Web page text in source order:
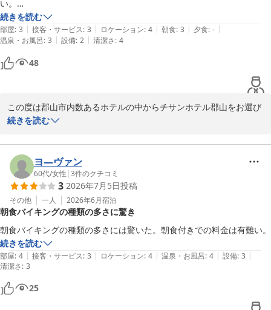
この度はお忙しい中わざわざご投稿いただき誠に有難うございまし
た。
またのご来館をスタッフ一同心よりお待ち申し上げます。
チサンホテル郡山
2026-05-05
い。
とはいえ宿泊代金を考えればそれでもありがたいくらいなのかも知れま
せん。泊まるだけの方には十分だと思います。
続きを読む
部屋: 3 | 接客・サービス: 3 | ロケーション: 4 | 朝食: 3 | 夕食: - |
温泉・お風呂: 3 | 設備: 2 | 清潔さ: 4
48
この度は郡山市内数あるホテルの中からチサンホテル郡山をお選び
いただき誠に有難うございました。
WIFIの件ではご不便をおかけし誠に申し訳ございませんでした。
只今、WIFI環境の改善に向けた設備の更新計画を進めております。
快適なご宿泊を提供できるよう日々精進を重ねてまいりますので、
引き続き当館をご指名いただけますようお願い申し上げます。
この度はお忙しい中わざわざご投稿いただき誠に有難うございまし
た。
またのご来館をスタッフ一同心よりお待ち申し上げます。
チサンホテル郡山
福重
チサンホテル郡山
続きを読む
ヨ―ヴァン
60代/女性 |3件のクチコミ
3 2026年7月5日投稿
その他 一人 2026年6月宿泊
朝食バイキングの種類の多さに驚き
朝食バイキングの種類の多さには驚いた。朝食付きでの料金は有難い。
続きを読む
部屋: 4 | 接客・サービス: 3 | ロケーション: 4 | 温泉・お風呂: 4 | 設備: 3 |
清潔さ: 3
25